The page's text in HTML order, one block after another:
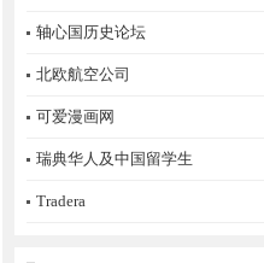
轴心国历史论坛
北欧航空公司
可爱漫画网
瑞典华人及中国留学生
Tradera